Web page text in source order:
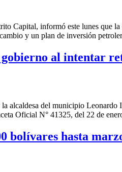
Capital, informó este lunes que
y un plan de inversión
al intentar
alcaldesa del municipio
Oficial N° 41325, del 22 de
bolívares hasta